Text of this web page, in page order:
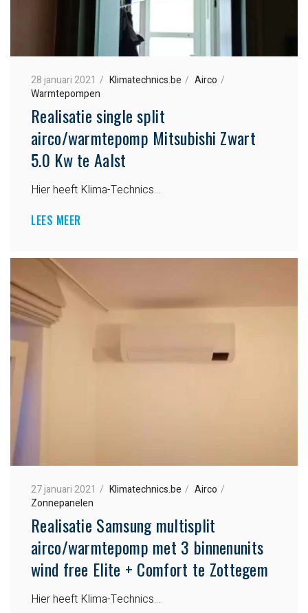
28 januari 2021 Klimatechnics.be
Airco
Warmtepompen
Realisatie single split
airco/warmtepomp Mitsubishi Zwart
5.0 Kw te Aalst
Hier heeft Klima-Technics…
LEES MEER
27 januari 2021 Klimatechnics.be
Airco
Zonnepanelen
Realisatie Samsung multisplit
airco/warmtepomp met 3 binnenunits
wind free Elite + Comfort te Zottegem
Hier heeft Klima-Technics…